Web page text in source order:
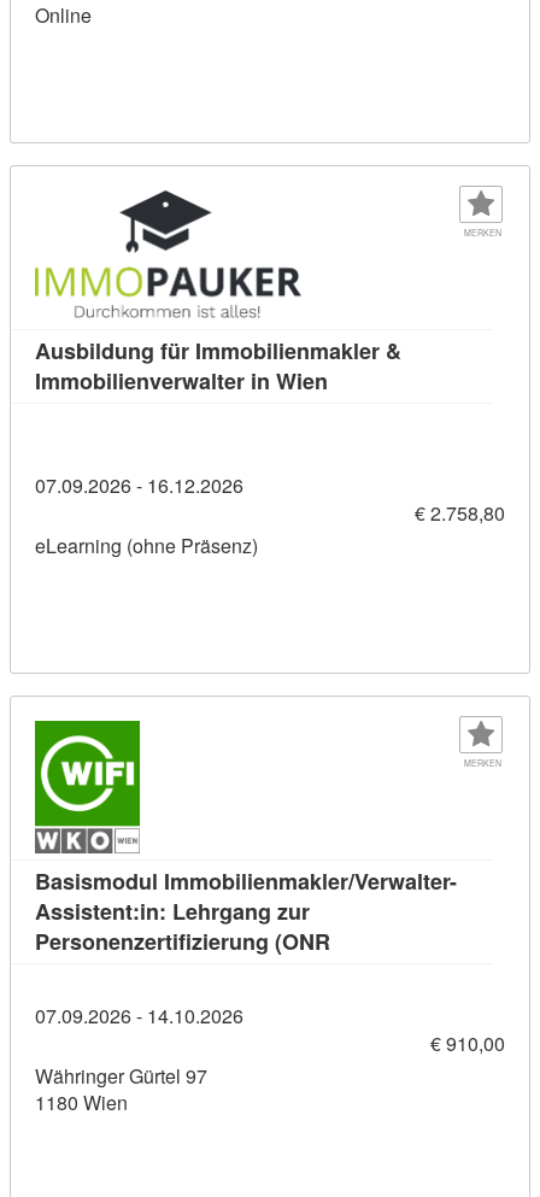
Online
MERKEN
Ausbildung für Immobilienmakler &
Immobilienverwalter in Wien
07.09.2026 - 16.12.2026
€ 2.758,80
eLearning (ohne Präsenz)
MERKEN
Basismodul Immobilienmakler/Verwalter-
Assistent:in: Lehrgang zur
Personenzertifizierung (ONR
07.09.2026 - 14.10.2026
€ 910,00
Währinger Gürtel 97
1180 Wien